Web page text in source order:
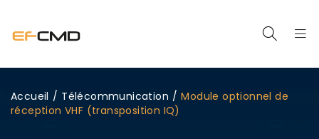
Accueil / Télécommunication / Module optionnel de
réception VHF (transposition IQ)